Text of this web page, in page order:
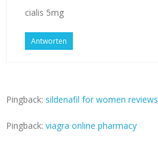
cialis 5mg
Antworten
Pingback: sildenafil for women reviews
Pingback: viagra online pharmacy